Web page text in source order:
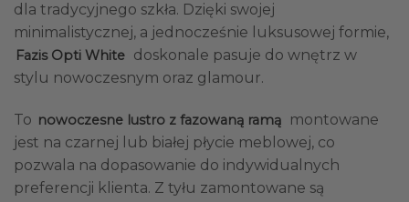
dla tradycyjnego szkła. Dzięki swojej
minimalistycznej, a jednocześnie luksusowej formie,
Fazis Opti White doskonale pasuje do wnętrz w
stylu nowoczesnym oraz glamour.
To nowoczesne lustro z fazowaną ramą
montowane
jest na czarnej lub białej płycie meblowej, co
pozwala na dopasowanie do indywidualnych
preferencji klienta. Z tyłu zamontowane są